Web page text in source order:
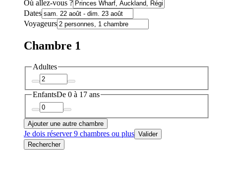
Où allez-vous ?
Dates
Voyageurs
Chambre 1
Adultes
EnfantsDe 0 à 17 ans
Ajouter une autre chambre
Je dois réserver 9 chambres ou plus Valider
Rechercher